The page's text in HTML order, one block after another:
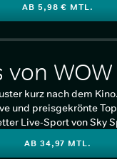
AB 5,98 € MTL.
von WOW
kurz nach dem Kino.
und preisgekrönte
Live-Sport von Sky
AB 34,97 MTL.